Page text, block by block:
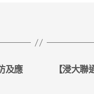
及應
【浸大